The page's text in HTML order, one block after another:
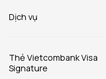
Dịch vụ
Thẻ Vietcombank Visa
Signature